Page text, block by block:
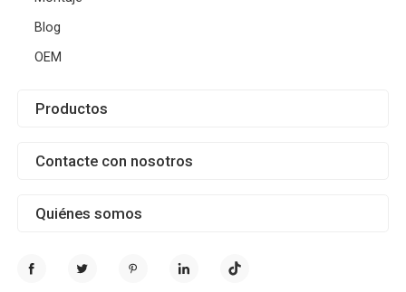
Quiénes somos
Blog
OEM
Productos
Contacte con nosotros